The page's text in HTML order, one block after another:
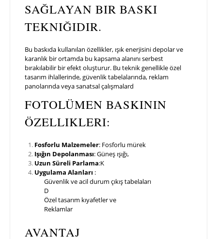
SAĞLAYAN BIR BASKI
TEKNIĞIDIR.
Bu baskıda kullanılan özellikler, ışık enerjisini depolar ve
karanlık bir ortamda bu kapsama alanını serbest
bırakılabilir bir efekt oluşturur. Bu teknik genellikle özel
tasarım ihlallerinde, güvenlik tabelalarında, reklam
panolarında veya sanatsal çalışmalard
FOTOLÜMEN BASKININ
ÖZELLIKLERI:
Fosforlu Malzemeler: Fosforlu mürek
Işığın Depolanması: Güneş ışığı,
Uzun Süreli Parlama:K
Uygulama Alanları :
Güvenlik ve acil durum çıkış tabelaları
D
Özel tasarım kıyafetler ve
Reklamlar
AVANTAJ